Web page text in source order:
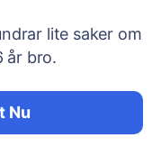
lite saker om
år bro.
Nu